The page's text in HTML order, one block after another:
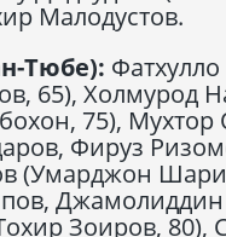
Малодустов.
Тюбе):
65), Холмурод
75), Мухтор
Фируз
(Умарджон
Джамолиддин
Зоиров, 80),